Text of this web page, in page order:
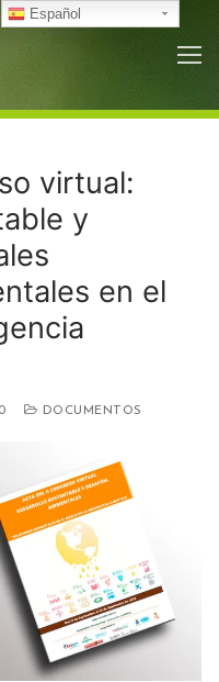
virtual:
y
en el
DOCUMENTOS
Español